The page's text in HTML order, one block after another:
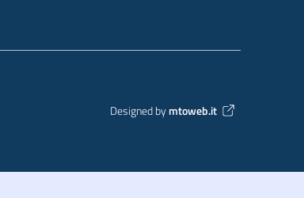
Designed by mtoweb.it